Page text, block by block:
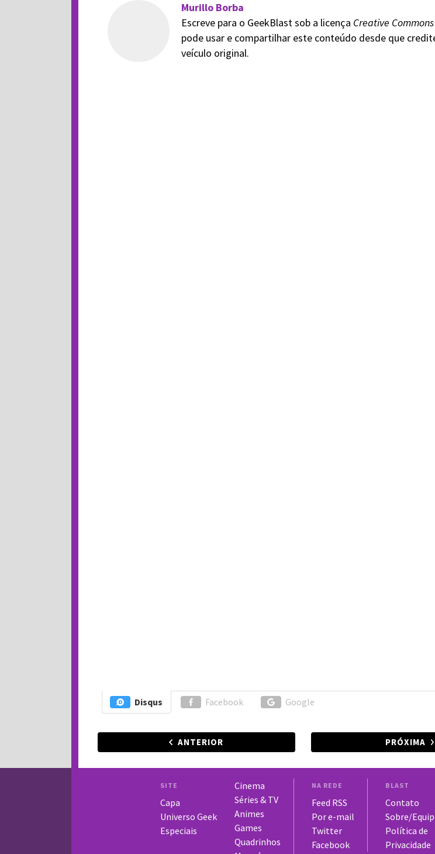
Murillo Borba
Escreve para o GeekBlast sob a licença Creative Commons
pode usar e compartilhar este conteúdo desde que
veículo original.
Disqus Facebook Google
ANTERIOR PRÓXIMA
SITE
Capa
Universo Geek
Especiais
Cinema
Séries & TV
Animes
Games
Quadrinhos
NA REDE
Feed RSS
Por e-mail
Twitter
Facebook
BLAST
Contato
Sobre/
Política de
Privacidade